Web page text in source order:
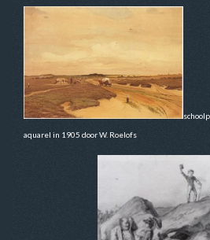
aquarel in 1905 door W. Roelofs